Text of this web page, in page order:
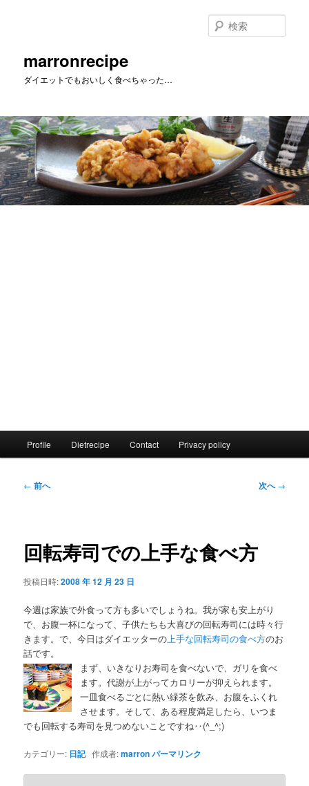
へ
移
動
marronrecipe
ダイエットでもおいしく食べちゃった…
索
Profile Dietrecipe Contact Privacy policy
投
ゲ
ー
ョ
← 前へ 次へ→
回転寿司での上手な食べ方
投稿日時:2008 年 12 月 23 日
今週は家族で外食って方も多いでしょうね。我が家も安上がり
で、お腹一杯になって、子供たちも大喜びの回転寿司には時々行
きます。で、今日はダイエッターの上手な回転寿司の食べ方のお
話です。
まず、いきなりお寿司を食べないで、ガリを食べ
ます。代謝が上がってカロリーが抑えられます。
一皿食べるごとに熱い緑茶を飲み、お腹をふくれ
させます。そして、ある程度満足したら、いつま
でも回転する寿司を見つめないことですね‥(^_^;)
カテゴリー: 日記作成者:marronパーマリンク